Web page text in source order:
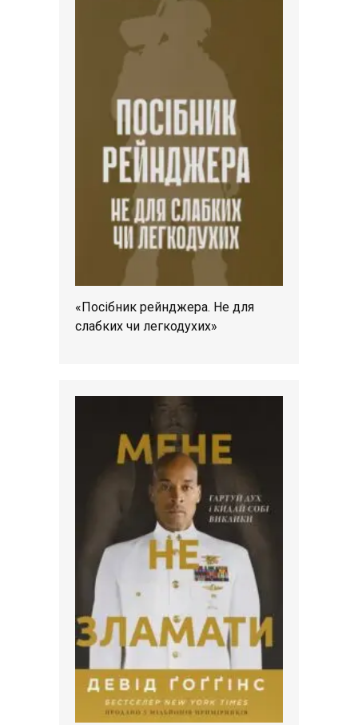
«Посібник рейнджера. Не для
слабких чи легкодухих»